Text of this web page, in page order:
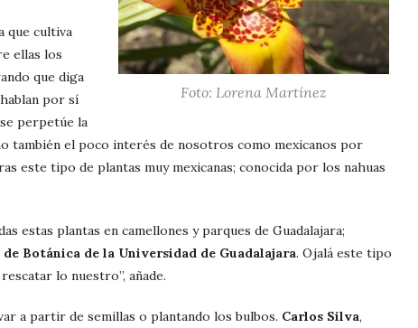
Foto: Lorena Martínez
que cultiva
ellas los
que diga
por sí
perpetúe la
también el poco interés de nosotros como mexicanos por
este tipo de plantas muy mexicanas; conocida por los nahuas
estas plantas en camellones y parques de Guadalajara;
Botánica de la Universidad de Guadalajara. Ojalá este tipo
lo nuestro”, añade.
a partir de semillas o plantando los bulbos. Carlos Silva,